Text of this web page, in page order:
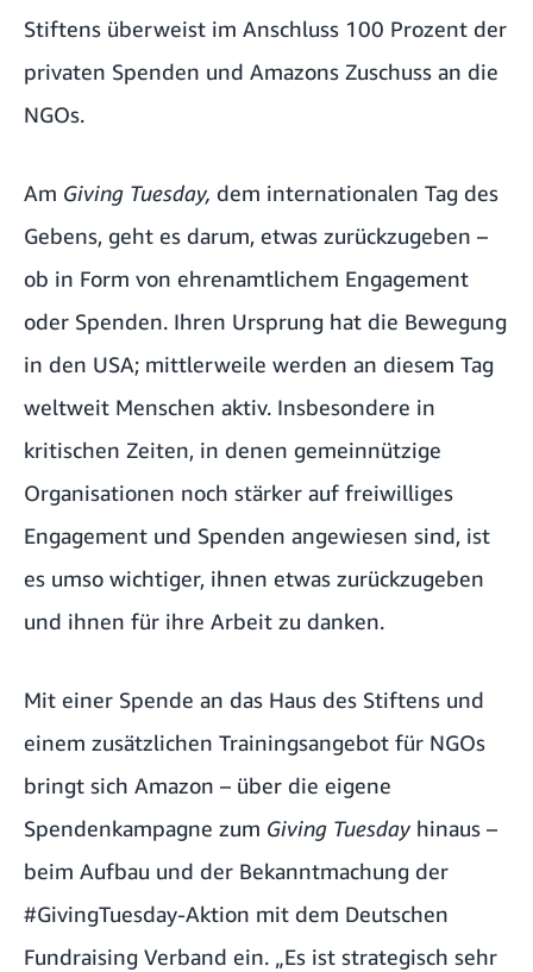
Stiftens überweist im Anschluss 100 Prozent der
privaten Spenden und Amazons Zuschuss an die
NGOs.
Am Giving Tuesday, dem internationalen Tag des
Gebens, geht es darum, etwas zurückzugeben –
ob in Form von ehrenamtlichem Engagement
oder Spenden. Ihren Ursprung hat die Bewegung
in den USA; mittlerweile werden an diesem Tag
weltweit Menschen aktiv. Insbesondere in
kritischen Zeiten, in denen gemeinnützige
Organisationen noch stärker auf freiwilliges
Engagement und Spenden angewiesen sind, ist
es umso wichtiger, ihnen etwas zurückzugeben
und ihnen für ihre Arbeit zu danken.
Mit einer Spende an das Haus des Stiftens und
einem zusätzlichen Trainingsangebot für NGOs
bringt sich Amazon – über die eigene
Spendenkampagne zum Giving Tuesday hinaus –
beim Aufbau und der Bekanntmachung der
#GivingTuesday-Aktion mit dem Deutschen
Fundraising Verband ein. „Es ist strategisch sehr